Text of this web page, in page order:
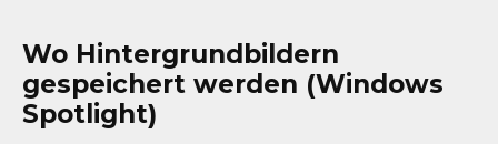
Wo Hintergrundbildern
gespeichert werden (Windows
Spotlight)